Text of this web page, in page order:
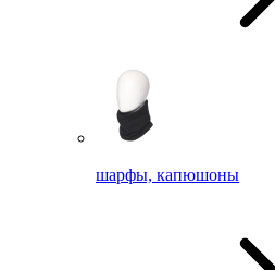
шарфы, капюшоны